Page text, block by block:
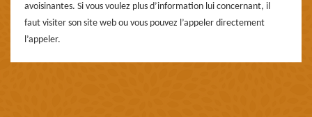
avoisinantes. Si vous voulez plus d’information lui concernant, il
faut visiter son site web ou vous pouvez l’appeler directement
l’appeler.